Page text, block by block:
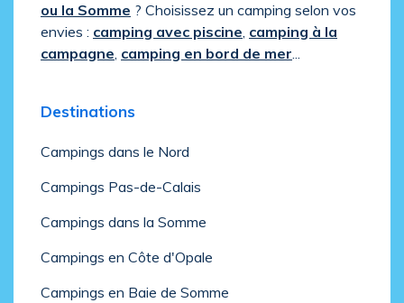
ou la Somme ? Choisissez un camping selon vos
envies : camping avec piscine, camping à la
campagne, camping en bord de mer...
Destinations
Campings dans le Nord
Campings Pas-de-Calais
Campings dans la Somme
Campings en Côte d'Opale
Campings en Baie de Somme